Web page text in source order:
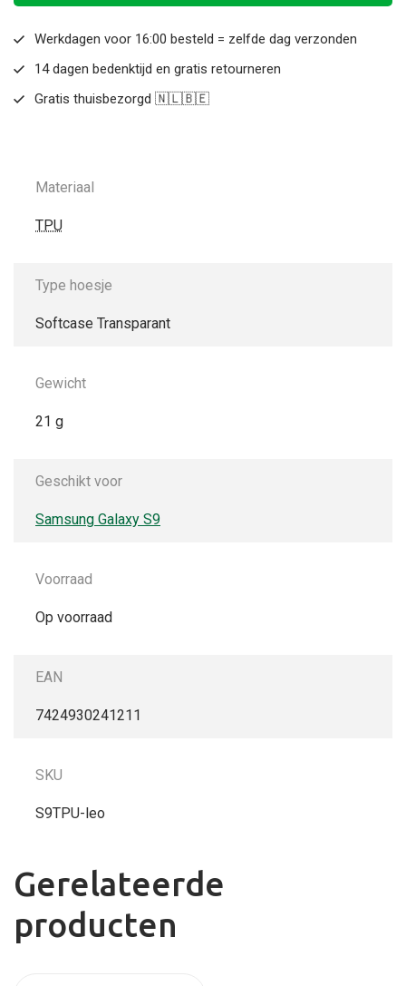
Werkdagen voor 16:00 besteld = zelfde dag verzonden
14 dagen bedenktijd en gratis retourneren
Gratis thuisbezorgd 🇳🇱🇧🇪
Materiaal
TPU
Type hoesje
Softcase Transparant
Gewicht
21 g
Geschikt voor
Samsung Galaxy S9
Voorraad
Op voorraad
EAN
7424930241211
SKU
S9TPU-leo
Gerelateerde
producten